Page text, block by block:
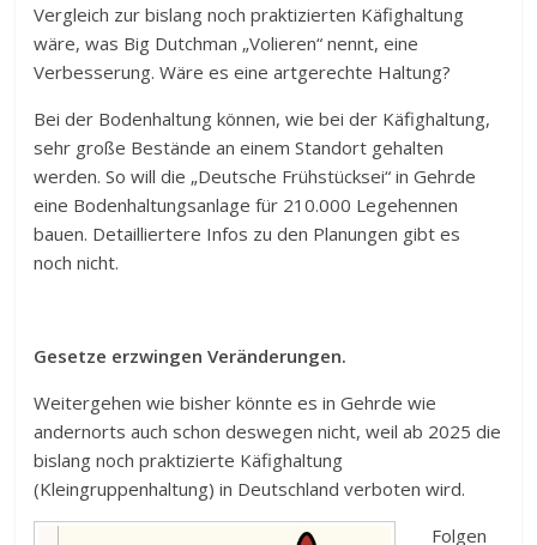
Vergleich zur bislang noch praktizierten Käfighaltung
wäre, was Big Dutchman „Volieren“ nennt, eine
Verbesserung. Wäre es eine artgerechte Haltung?
Bei der Bodenhaltung können, wie bei der Käfighaltung,
sehr große Bestände an einem Standort gehalten
werden. So will die „Deutsche Frühstücksei“ in Gehrde
eine Bodenhaltungsanlage für 210.000 Legehennen
bauen. Detailliertere Infos zu den Planungen gibt es
noch nicht.
Gesetze erzwingen Veränderungen.
Weitergehen wie bisher könnte es in Gehrde wie
andernorts auch schon deswegen nicht, weil ab 2025 die
bislang noch praktizierte Käfighaltung
(Kleingruppenhaltung) in Deutschland verboten wird.
Folgen